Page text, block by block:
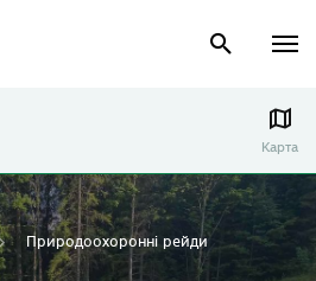
Карта
Природоохоронні рейди